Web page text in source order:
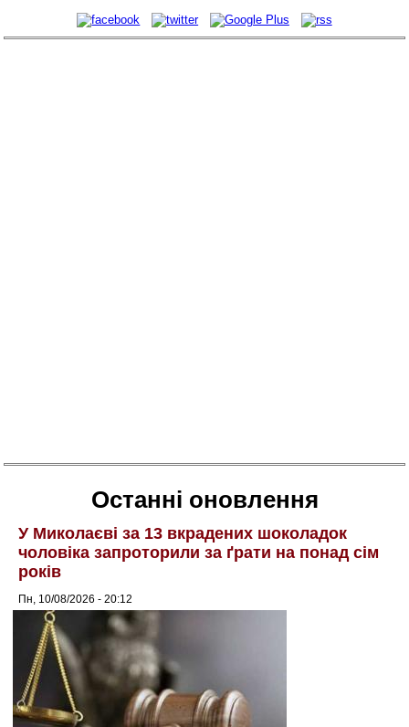
Останні оновлення
У Миколаєві за 13 вкрадених шоколадок
чоловіка запроторили за ґрати на понад сім
років
Пн, 10/08/2026 - 20:12